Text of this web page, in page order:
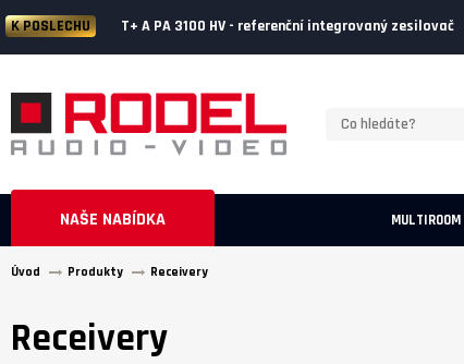
K POSLECHU T+ A PA 3100 HV - referenční integrovaný zesilovač
NAŠE NABÍDKA
Úvod Produkty Receivery
Receivery